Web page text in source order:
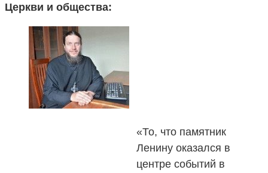
Церкви и общества:
«То, что памятник
Ленину оказался в
центре событий в